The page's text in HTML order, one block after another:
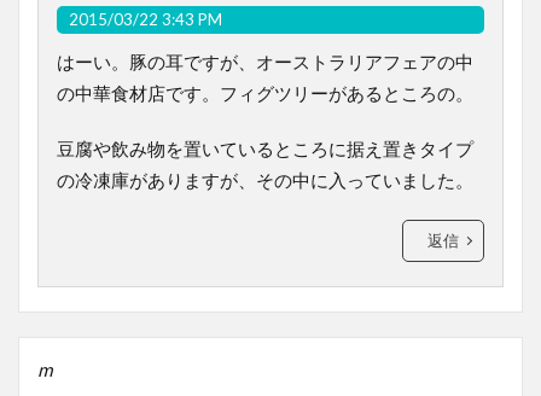
2015/03/22 3:43 PM
はーい。豚の耳ですが、オーストラリアフェアの中
の中華食材店です。フィグツリーがあるところの。
豆腐や飲み物を置いているところに据え置きタイプ
の冷凍庫がありますが、その中に入っていました。
返信
m